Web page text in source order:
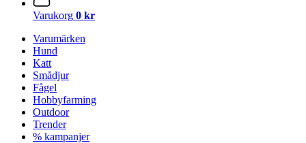
Varukorg 0 kr
Varumärken
Hund
Katt
Smådjur
Fågel
Hobbyfarming
Outdoor
Trender
% kampanjer